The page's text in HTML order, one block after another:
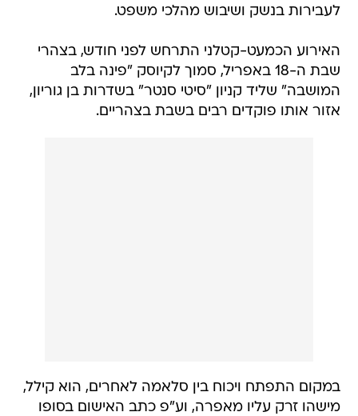
לעבירות בנשק ושיבוש מהלכי משפט.
האירוע הכמעט-קטלני התרחש לפני חודש, בצהרי
שבת ה-18 באפריל, סמוך לקיוסק "פינה בלב
המושבה" שליד קניון "סיטי סנטר" בשדרות בן גוריון,
אזור אותו פוקדים רבים בשבת בצהריים.
במקום התפתח ויכוח בין סלאמה לאחרים, הוא קילל,
מישהו זרק עליו מאפרה, וע"פ כתב האישום בסופו